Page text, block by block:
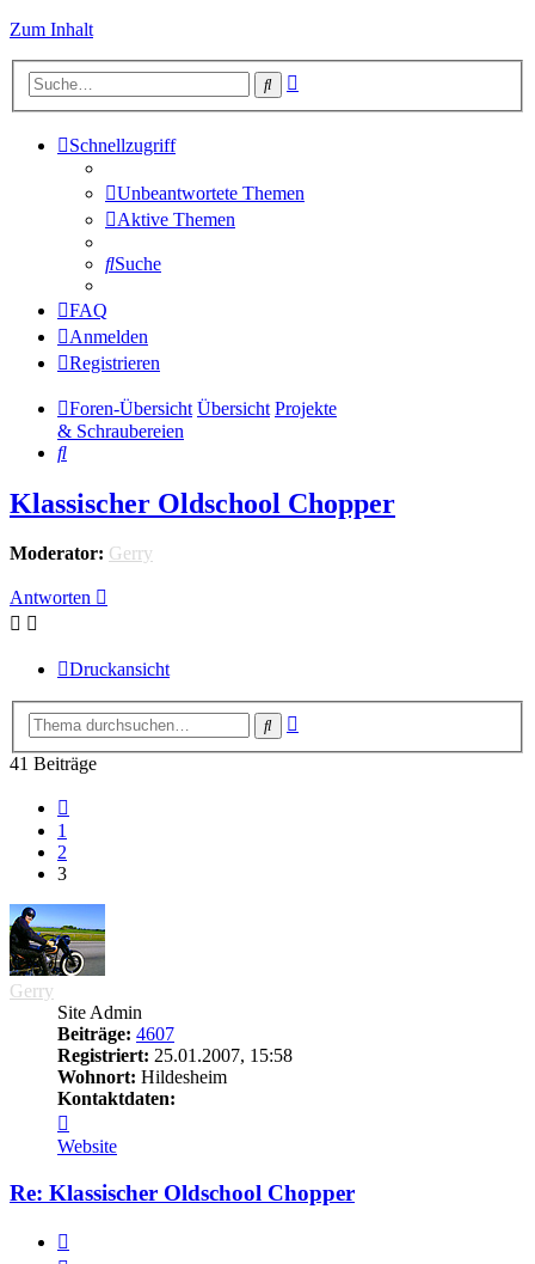
Zum Inhalt
Suche
Schnellzugriff
Unbeantwortete Themen
Aktive Themen
Suche
FAQ
Anmelden
Registrieren
Foren-Übersicht Übersicht Projekte
& Schraubereien
Suche
Klassischer Oldschool Chopper
Moderator: Gerry
Antworten
Druckansicht
Suche
41 Beiträge
1
2
3
Gerry
Site Admin
Beiträge: 4607
Registriert: 25.01.2007, 15:58
Wohnort: Hildesheim
Kontaktdaten:
von
Gerry
Website
Re: Klassischer Oldschool Chopper